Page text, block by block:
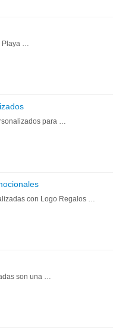
Playa …
para …
con Logo Regalos …
son una …